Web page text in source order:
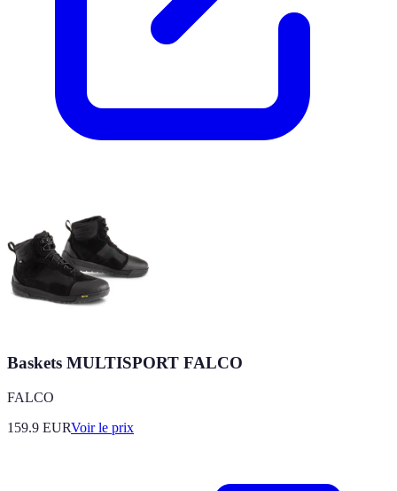
Baskets MULTISPORT FALCO
FALCO
159.9 EURVoir le prix